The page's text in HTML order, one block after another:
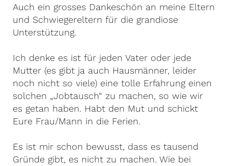
Auch ein grosses Dankeschön an meine Eltern
und Schwiegereltern für die grandiose
Unterstützung.
Ich denke es ist für jeden Vater oder jede
Mutter (es gibt ja auch Hausmänner, leider
noch nicht so viele) eine tolle Erfahrung einen
solchen „Jobtausch“ zu machen, so wie wir
es getan haben. Habt den Mut und schickt
Eure Frau/Mann in die Ferien.
Es ist mir schon bewusst, dass es tausend
Gründe gibt, es nicht zu machen. Wie bei